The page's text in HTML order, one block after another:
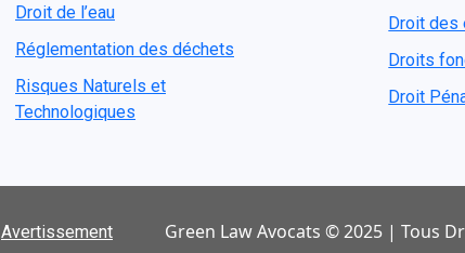
Droit de l’eau
Réglementation des déchets
Risques Naturels et
Technologiques
Droit des
Droits
Droit
Avertissement Green Law Avocats © 2025 | Tous